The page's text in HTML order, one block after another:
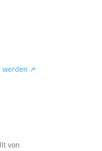
werden ↗
von